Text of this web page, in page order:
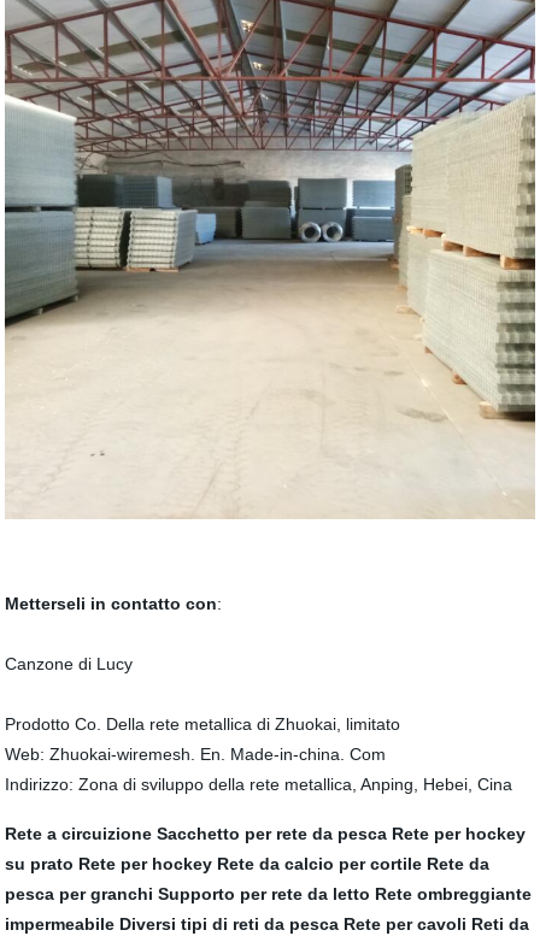
Metterseli in contatto con:
Canzone di Lucy
Prodotto Co. Della rete metallica di Zhuokai, limitato
Web: Zhuokai-wiremesh. En. Made-in-china. Com
Indirizzo: Zona di sviluppo della rete metallica, Anping, Hebei, Cina
Rete a circuizione Sacchetto per rete da pesca Rete per hockey
su prato Rete per hockey Rete da calcio per cortile Rete da
pesca per granchi Supporto per rete da letto Rete ombreggiante
impermeabile Diversi tipi di reti da pesca Rete per cavoli Reti da